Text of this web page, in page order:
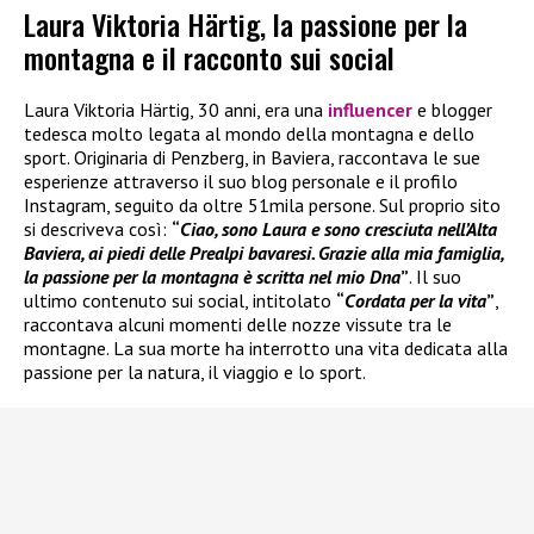
Laura Viktoria Härtig, la passione per la
montagna e il racconto sui social
Laura Viktoria Härtig, 30 anni, era una influencer e blogger
tedesca molto legata al mondo della montagna e dello
sport. Originaria di Penzberg, in Baviera, raccontava le sue
esperienze attraverso il suo blog personale e il profilo
Instagram, seguito da oltre 51mila persone. Sul proprio sito
si descriveva così: “Ciao, sono Laura e sono cresciuta nell’Alta
Baviera, ai piedi delle Prealpi bavaresi. Grazie alla mia famiglia,
la passione per la montagna è scritta nel mio Dna”. Il suo
ultimo contenuto sui social, intitolato “Cordata per la vita”
raccontava alcuni momenti delle nozze vissute tra le
montagne. La sua morte ha interrotto una vita dedicata alla
passione per la natura, il viaggio e lo sport.